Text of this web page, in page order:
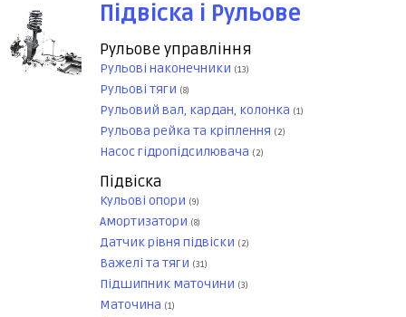
Підвіска і Рульове
Рульове управління
Рульові наконечники (13)
Рульові тяги (8)
Рульовий вал, кардан, колонка (1)
Рульова рейка та кріплення (2)
Насос гідропідсилювача (2)
Підвіска
Кульові опори (9)
Амортизатори (8)
Датчик рівня підвіски (2)
Важелі та тяги (31)
Підшипник маточини (3)
Маточина (1)